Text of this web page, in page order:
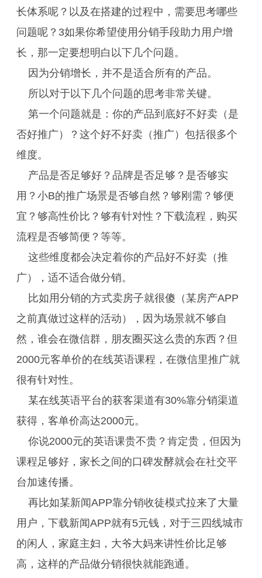
长体系呢？以及在搭建的过程中，需要思考哪些
问题呢？3如果你希望使用分销手段助力用户增
长，那一定要想明白以下几个问题。
因为分销增长，并不是适合所有的产品。
所以对于以下几个问题的思考非常关键。
第一个问题就是：你的产品到底好不好卖（是
否好推广）？这个好不好卖（推广）包括很多个
维度。
产品是否足够好？品牌是否足够？是否够实
用？小B的推广场景是否够自然？够刚需？够便
宜？够高性价比？够有针对性？下载流程，购买
流程是否够简便？等等。
这些维度都会决定着你的产品好不好卖（推
广），适不适合做分销。
比如用分销的方式卖房子就很傻（某房产APP
之前真做过这样的活动），因为场景就不够自
然，谁会在微信群，朋友圈买这么贵的东西？但
2000元客单价的在线英语课程，在微信里推广就
很有针对性。
某在线英语平台的获客渠道有30%靠分销渠道
获得，客单价高达2000元。
你说2000元的英语课贵不贵？肯定贵，但因为
课程足够好，家长之间的口碑发酵就会在社交平
台加速传播。
再比如某新闻APP靠分销收徒模式拉来了大量
用户，下载新闻APP就有5元钱，对于三四线城市
的闲人，家庭主妇，大爷大妈来讲性价比足够
高，这样的产品做分销很快就能跑通。